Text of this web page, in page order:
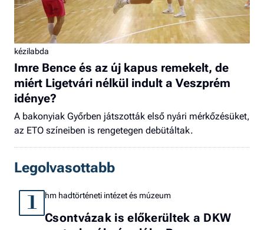
kézilabda
Imre Bence és az új kapus remekelt, de
miért Ligetvári nélkül indult a Veszprém
idénye?
A bakonyiak Győrben játszották első nyári mérkőzésüket,
az ETO színeiben is rengetegen debütáltak.
Legolvasottabb
1 hm hadtörténeti intézet és múzeum
Csontvázak is előkerültek a DKW